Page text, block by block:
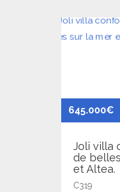
645.000€
Joli villa
de
et Altea.
C319